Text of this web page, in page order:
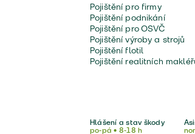
Pojištění pro firmy
Pojištění podnikání
Pojištění pro OSVČ
Pojištění výroby a strojů
Pojištění flotil
Pojištění realitních
Hlášení a stav škody
po-pá • 8-18 h